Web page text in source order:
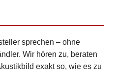
sprechen – ohne
Wir hören zu, beraten
exakt so, wie es zu